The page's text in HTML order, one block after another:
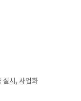
실시, 사업화